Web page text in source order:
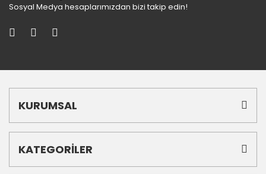
Sosyal Medya hesaplarımızdan bizi takip edin!
KURUMSAL
KATEGORİLER